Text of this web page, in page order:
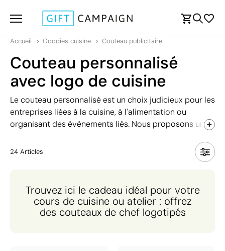
Accueil Goodies cuisine Couteau publicitaire
Couteau personnalisé
avec logo de cuisine
Le couteau personnalisé est un choix judicieux pour les
entreprises liées à la cuisine, à l'alimentation ou
organisant des événements liés. Nous proposons une
des prix variables pour correspondre à tous les
modèle exclusif ou un
Nous proposons également des sets de
bois, pour le fromage ou pour les barbecues, pour
répondre à différents besoins. Votre logo sera visible à
chaque utilisation et pendant des années.
24 Articles
Trouvez ici le cadeau idéal pour votre
cours de cuisine ou atelier : offrez
des couteaux de chef logotipés